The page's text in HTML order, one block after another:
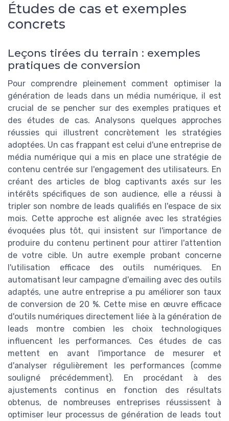
Études de cas et exemples
concrets
Leçons tirées du terrain : exemples
pratiques de conversion
Pour comprendre pleinement comment optimiser la
génération de leads dans un média numérique, il est
crucial de se pencher sur des exemples pratiques et
des études de cas. Analysons quelques approches
réussies qui illustrent concrètement les stratégies
adoptées. Un cas frappant est celui d'une entreprise de
média numérique qui a mis en place une stratégie de
contenu centrée sur l'engagement des utilisateurs. En
créant des articles de blog captivants axés sur les
intérêts spécifiques de son audience, elle a réussi à
tripler son nombre de leads qualifiés en l'espace de six
mois. Cette approche est alignée avec les stratégies
évoquées plus tôt, qui insistent sur l'importance de
produire du contenu pertinent pour attirer l'attention
de votre cible. Un autre exemple probant concerne
l'utilisation efficace des outils numériques. En
automatisant leur campagne d'emailing avec des outils
adaptés, une autre entreprise a pu améliorer son taux
de conversion de 20 %. Cette mise en œuvre efficace
d'outils numériques directement liée à la génération de
leads montre combien les choix technologiques
influencent les performances. Ces études de cas
mettent en avant l'importance de mesurer et
d'analyser régulièrement les performances (comme
souligné précédemment). En procédant à des
ajustements continus en fonction des résultats
obtenus, de nombreuses entreprises réussissent à
optimiser leur processus de génération de leads tout